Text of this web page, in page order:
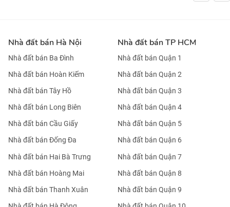
Nhà đất bán Hà Nội
Nhà đất bán Ba Đình
Nhà đất bán Hoàn Kiếm
Nhà đất bán Tây Hồ
Nhà đất bán Long Biên
Nhà đất bán Cầu Giấy
Nhà đất bán Đống Đa
Nhà đất bán Hai Bà Trưng
Nhà đất bán Hoàng Mai
Nhà đất bán Thanh Xuân
Nhà đất bán TP HCM
Nhà đất bán Quận 1
Nhà đất bán Quận 2
Nhà đất bán Quận 3
Nhà đất bán Quận 4
Nhà đất bán Quận 5
Nhà đất bán Quận 6
Nhà đất bán Quận 7
Nhà đất bán Quận 8
Nhà đất bán Quận 9